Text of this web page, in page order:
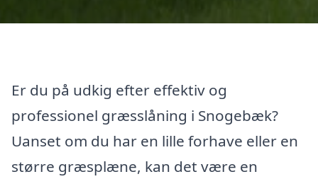
Er du på udkig efter effektiv og
professionel græsslåning i Snogebæk?
Uanset om du har en lille forhave eller en
større græsplæne, kan det være en